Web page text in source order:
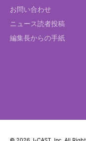
お問い合わせ
ニュース読者投稿
編集長からの手紙